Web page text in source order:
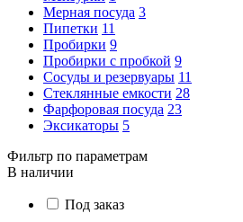
Мерная посуда 3
Пипетки 11
Пробирки 9
Пробирки с пробкой 9
Сосуды и резервуары 11
Стеклянные емкости 28
Фарфоровая посуда 23
Эксикаторы 5
Фильтр по параметрам
В наличии
Под заказ